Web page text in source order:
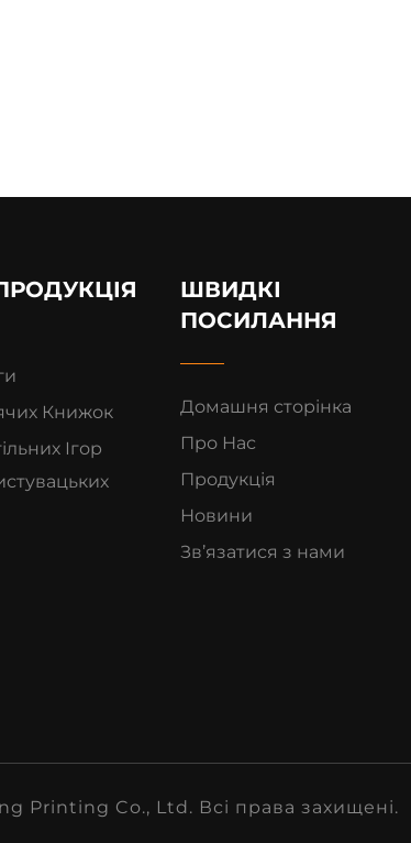
Книжок
Ігор
ШВИДКІ
ПОСИЛАННЯ
Домашня сторінка
Про Нас
Продукція
Новини
Зв’язатися з нами
Printing Co., Ltd. Всі права захищені.